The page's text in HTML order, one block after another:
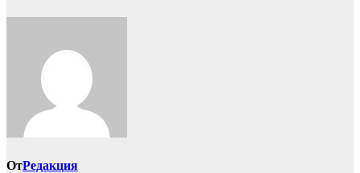
ОтРедакция